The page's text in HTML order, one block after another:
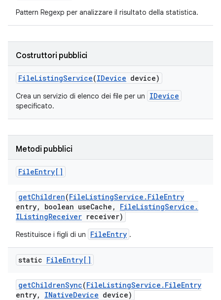
Pattern Regexp per analizzare il risultato della statistica.
Costruttori pubblici
FileListingService(IDevice device)
Crea un servizio di elenco dei file per un IDevice
specificato.
Metodi pubblici
FileEntry[]
getChildren(FileListingService . FileEntry
entry, boolean useCache , FileListingService .
IListingReceiver receiver)
Restituisce i figli di un FileEntry .
static FileEntry[]
getChildrenSync(FileListingService . FileEntry
entry, INativeDevice device)